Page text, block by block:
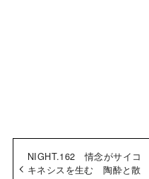
NIGHT.162 情念がサイコ
キネシスを生む 陶酔と散